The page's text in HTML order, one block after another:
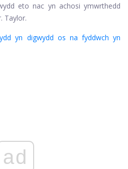
eto nac yn achosi ymwrthedd
Taylor.
yn digwydd os na fyddwch yn
ad